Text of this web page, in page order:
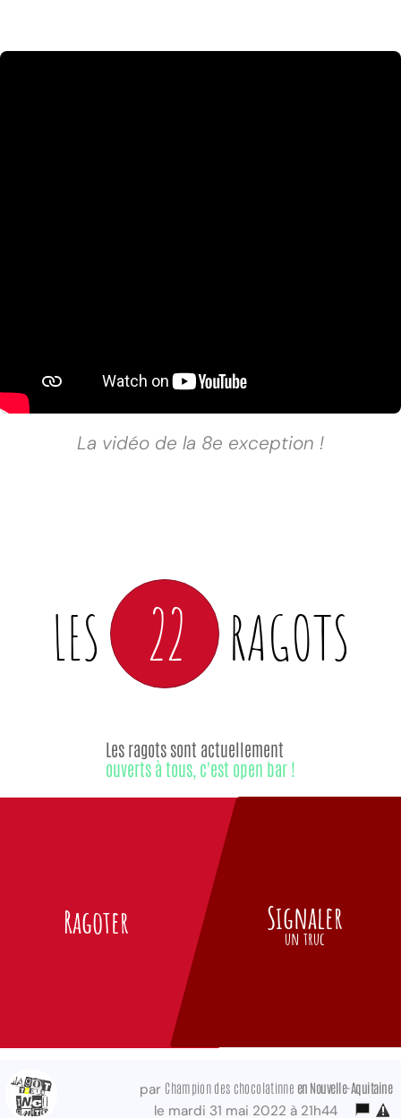
La vidéo de la 8e exception !
LES 22 RAGOTS
Ragoter
Les ragots sont actuellement
ouverts à tous, c'est open bar !
Signaler
un truc
par Champion des chocolatinne en Nouvelle-Aquitaine
le mardi 31 mai 2022 à 21h44